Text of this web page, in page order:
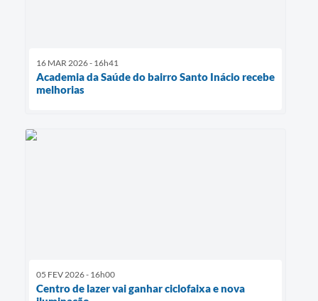
16 MAR 2026 - 16h41
Academia da Saúde do bairro Santo Inácio recebe
melhorias
05 FEV 2026 - 16h00
Centro de lazer vai ganhar ciclofaixa e nova